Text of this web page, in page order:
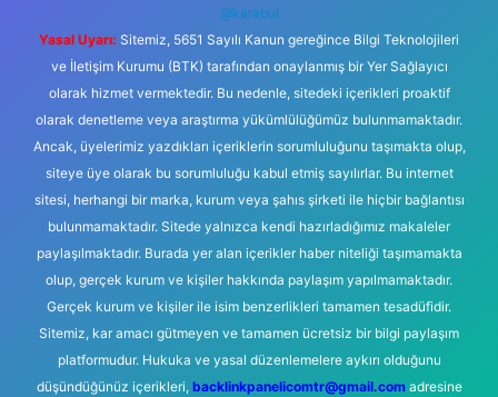
@karabul
Yasal Uyarı: Sitemiz, 5651 Sayılı Kanun gereğince Bilgi Teknolojileri
ve İletişim Kurumu (BTK) tarafından onaylanmış bir Yer Sağlayıcı
olarak hizmet vermektedir. Bu nedenle, sitedeki içerikleri proaktif
olarak denetleme veya araştırma yükümlülüğümüz bulunmamaktadır.
Ancak, üyelerimiz yazdıkları içeriklerin sorumluluğunu taşımakta olup,
siteye üye olarak bu sorumluluğu kabul etmiş sayılırlar. Bu internet
sitesi, herhangi bir marka, kurum veya şahıs şirketi ile hiçbir bağlantısı
bulunmamaktadır. Sitede yalnızca kendi hazırladığımız makaleler
paylaşılmaktadır. Burada yer alan içerikler haber niteliği taşımamakta
olup, gerçek kurum ve kişiler hakkında paylaşım yapılmamaktadır.
Gerçek kurum ve kişiler ile isim benzerlikleri tamamen tesadüfidir.
Sitemiz, kar amacı gütmeyen ve tamamen ücretsiz bir bilgi paylaşım
platformudur. Hukuka ve yasal düzenlemelere aykırı olduğunu
düşündüğünüz içerikleri, backlinkpanelicomtr@gmail.comadresine